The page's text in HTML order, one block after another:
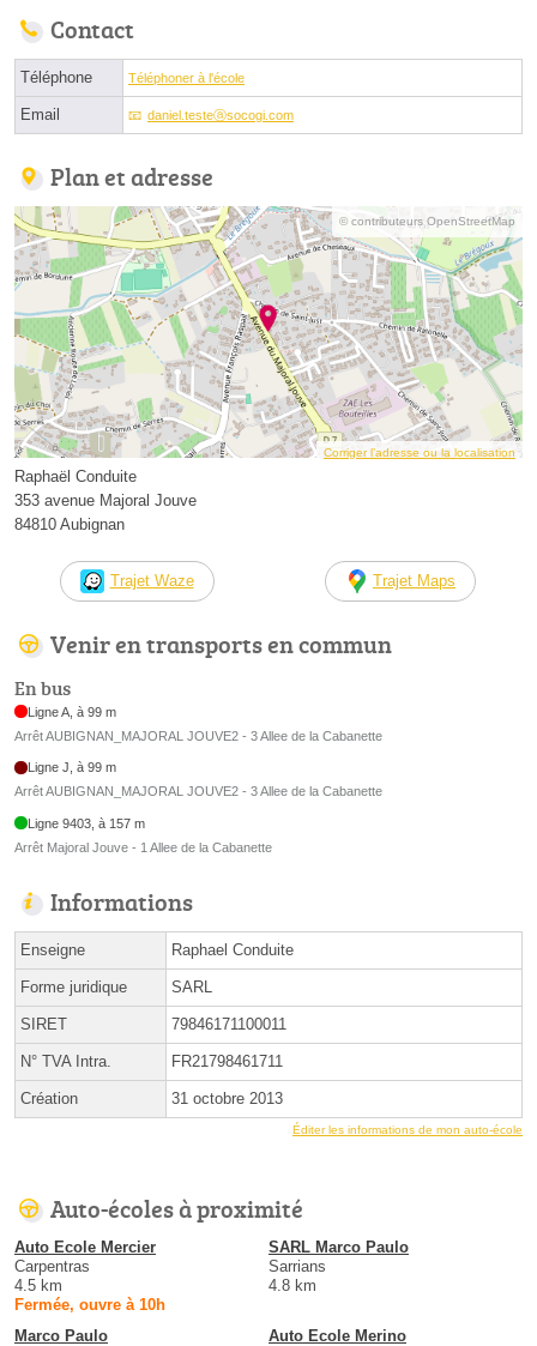
Contact
Téléphone Téléphoner à l'école
Email daniel.testeⓐsocogi.com
Plan et adresse
© contributeurs OpenStreetMap
Corriger l’adresse ou la localisation
Raphaël Conduite
353 avenue Majoral Jouve
84810 Aubignan
Trajet Waze Trajet Maps
Venir en transports en commun
En bus
Ligne A, à 99 m
Arrêt AUBIGNAN_MAJORAL JOUVE2 - 3 Allee de la Cabanette
Ligne J, à 99 m
Arrêt AUBIGNAN_MAJORAL JOUVE2 - 3 Allee de la Cabanette
Ligne 9403, à 157 m
Arrêt Majoral Jouve - 1 Allee de la Cabanette
Informations
Enseigne Raphael Conduite
Forme juridique SARL
SIRET 79846171100011
N° TVA Intra. FR21798461711
Création 31 octobre 2013
Éditer les informations de mon auto-école
Auto-écoles à proximité
Auto Ecole Mercier
Carpentras
4.5 km
Fermée, ouvre à 10h
SARL Marco Paulo
Sarrians
4.8 km
Marco Paulo
Auto Ecole Merino